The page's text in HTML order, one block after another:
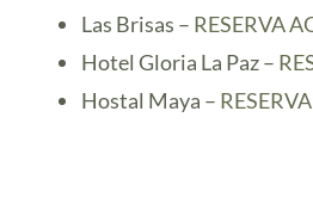
Las Brisas – RESERVA
Hotel Gloria La Paz–
Hostal Maya –